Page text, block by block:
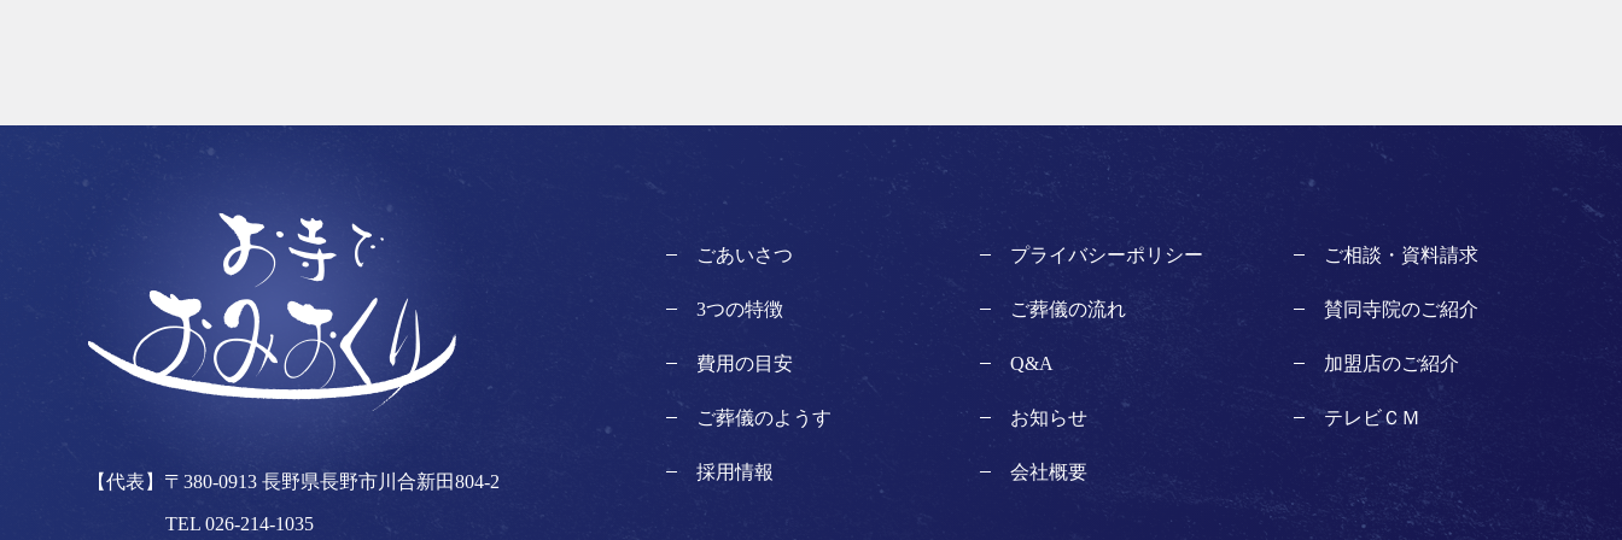
【代表】〒380-0913 長野県長野市川合新田804-2
TEL 026-214-1035
ごあいさつ
3つの特徴
費用の目安
ご葬儀のようす
採用情報
プライバシーポリシー
ご葬儀の流れ
Q&A
お知らせ
会社概要
ご相談・資料請求
賛同寺院のご紹介
加盟店のご紹介
テレビＣＭ